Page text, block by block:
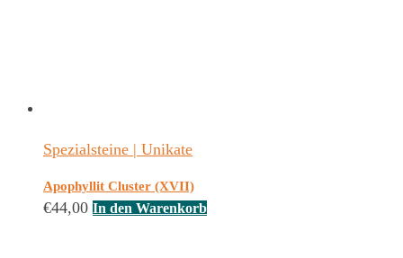
Spezialsteine | Unikate
Apophyllit Cluster (XVII)
€44,00 In den Warenkorb